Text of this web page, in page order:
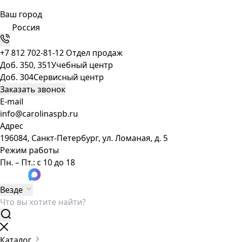
Ваш город
Россия
+7 812 702-81-12 Отдел продаж
Доб. 350, 351Учебный центр
Доб. 304Сервисный центр
Заказать звонок
E-mail
info@carolinaspb.ru
Адрес
196084, Санкт-Петербург, ул. Ломаная, д. 5
Режим работы
Пн. – Пт.: с 10 до 18
Везде